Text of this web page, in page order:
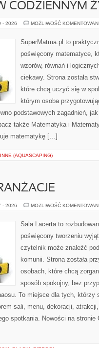
CODZIENNYM
- 2026 MOŻLIWOŚĆ
SuperMatma.pl to
poświęcony matematyce,
wzorów, równań i
ciekawy. Strona została
które chcą uczyć się w
którym osoba
podstawowych zagadnień,
także Matematyka i
matematykę […]
(AQUASCAPING)
- 2026 MOŻLIWOŚĆ
Sala Lacerta to
poświęcony tworzeniu
czytelnik może znaleźć
komunii. Strona została
osobach, które chcą
sposób spokojny, bez
To miejsce dla tych, którzy
sali, menu, dekoracji,
spotkania. Nowości na